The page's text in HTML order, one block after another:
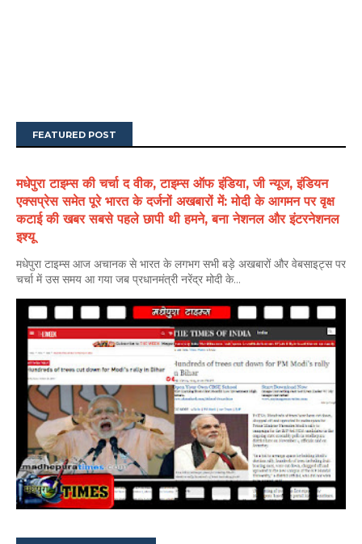
FEATURED POST
मधेपुरा टाइम्स की चर्चा द वीक, टाइम्स ऑफ इंडिया, जी न्यूज, इंडियन
एक्सप्रेस समेत पूरे भारत के दर्जनों अखबारों में: मोदी के आगमन पर वृक्ष
कटाई की खबर सबसे पहले छापी थी हमने, बना नेशनल और इंटरनेशनल
इश्यू
मधेपुरा टाइम्स आज अचानक से भारत के लगभग सभी बड़े अखबारों और वेबसाइट्स पर
चर्चा में उस समय आ गया जब प्रधानमंत्री नरेंद्र मोदी के...